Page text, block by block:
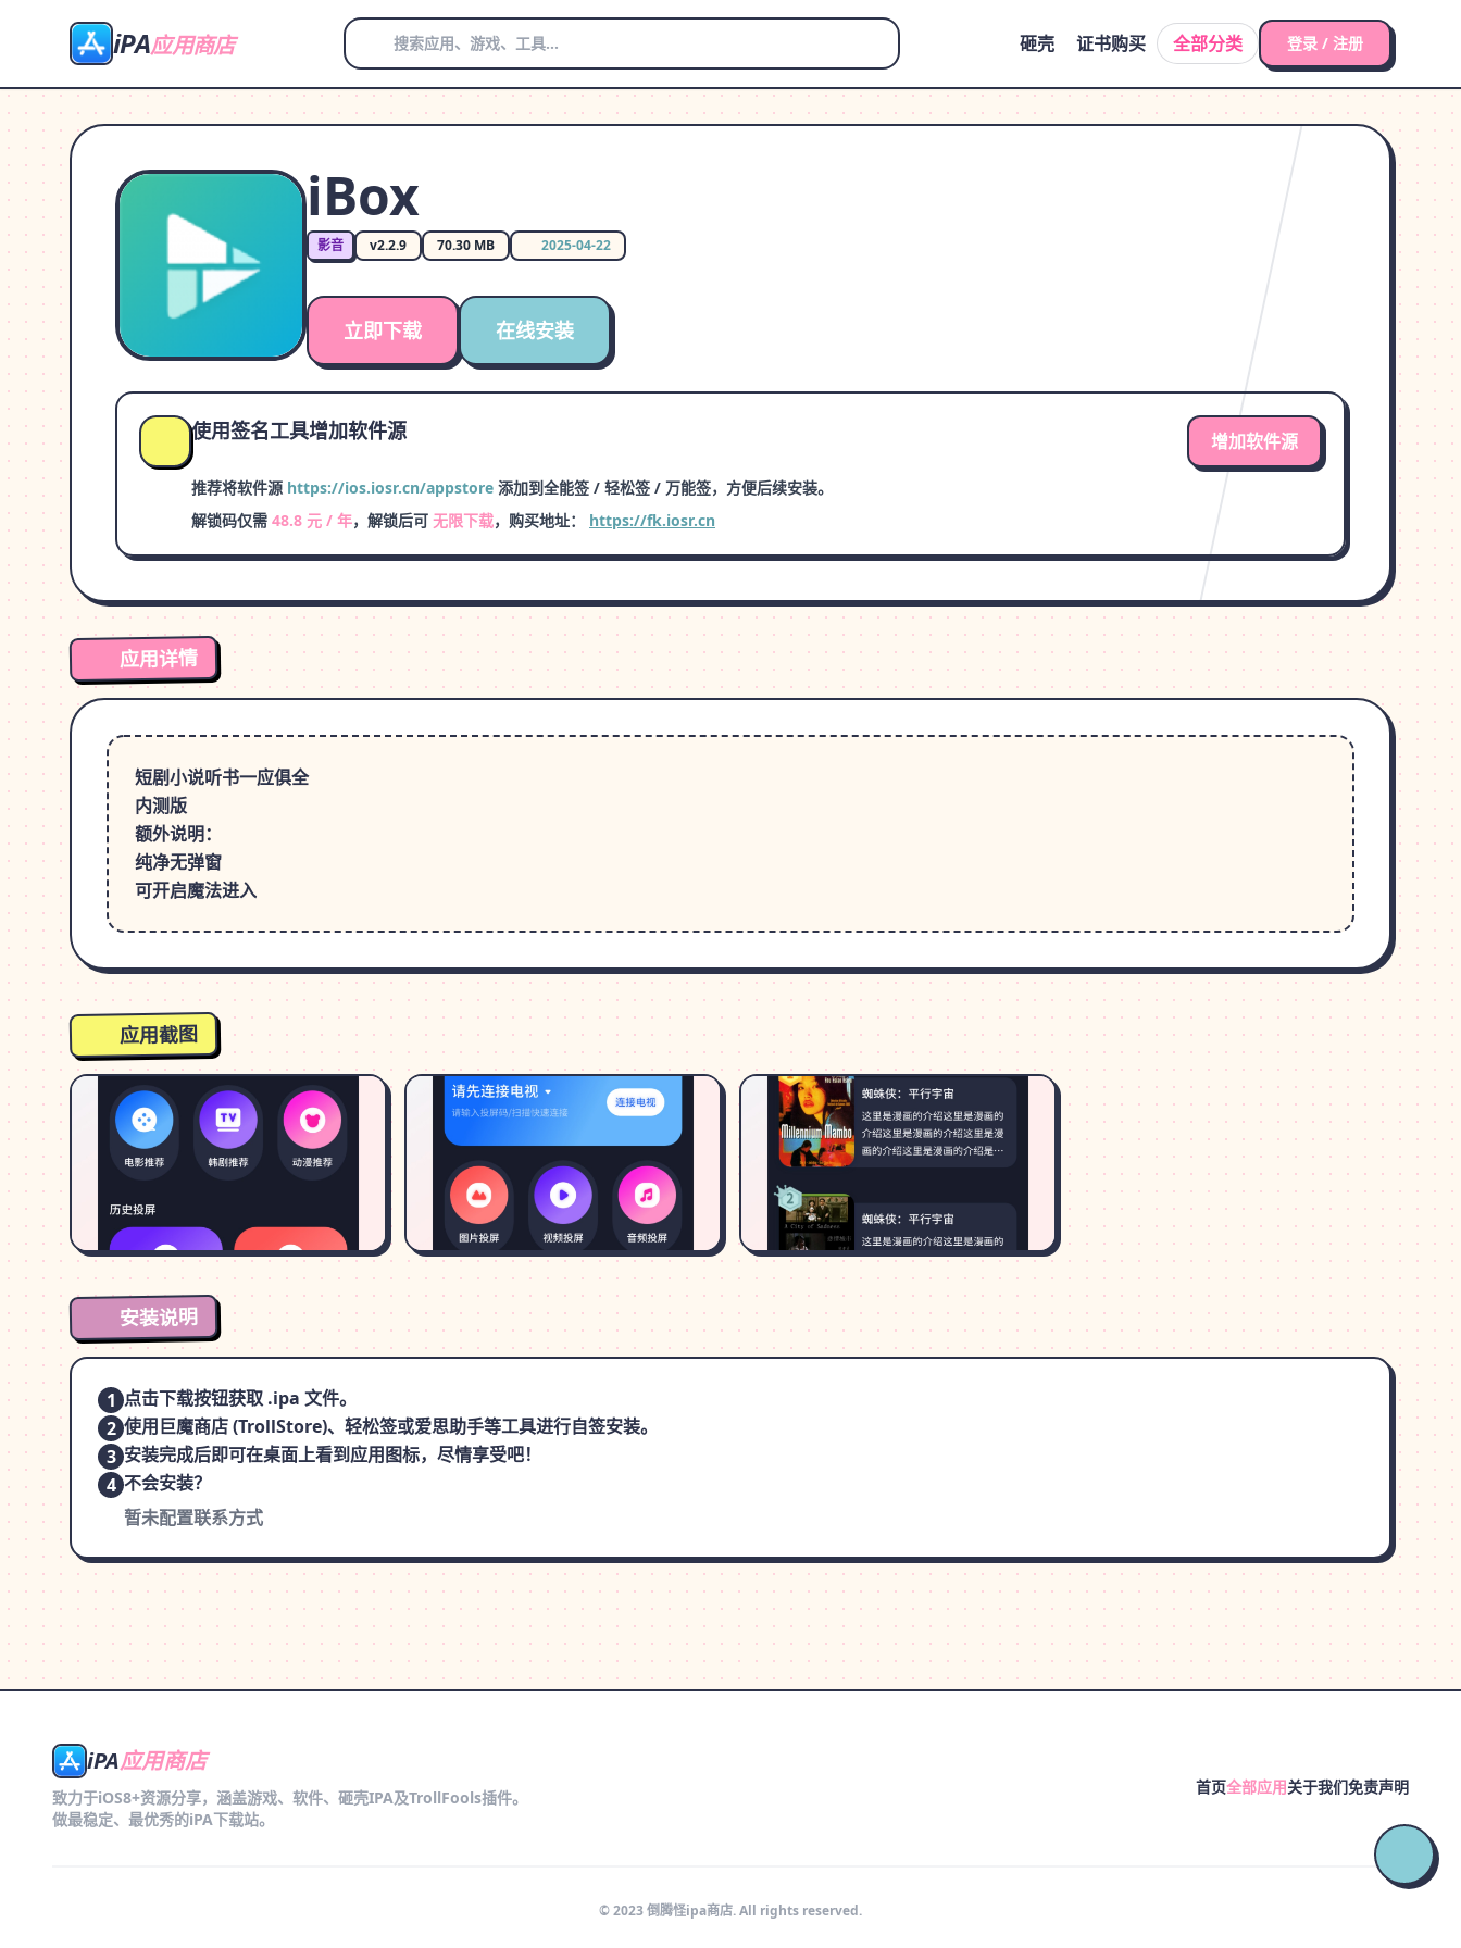
iPA应用商店 砸壳 证书购买 全部分类 登录 / 注册
iBox
影音 v2.2.9 70.30 MB 2025-04-22
立即下载 在线安装
使用签名工具增加软件源 增加软件源
推荐将软件源 https://ios.iosr.cn/appstore 添加到全能签 / 轻松签 / 万能签，方便后续安装。
解锁码仅需 48.8 元 / 年，解锁后可 无限下载，购买地址： https://fk.iosr.cn
应用详情
短剧小说听书一应俱全
内测版
额外说明：
纯净无弹窗
可开启魔法进入
应用截图
安装说明
1 点击下载按钮获取 .ipa 文件。
2 使用巨魔商店 (TrollStore)、轻松签或爱思助手等工具进行自签安装。
3 安装完成后即可在桌面上看到应用图标，尽情享受吧！
4 不会安装？
暂未配置联系方式
iPA应用商店
致力于iOS8+资源分享，涵盖游戏、软件、砸壳IPA及TrollFools插件。
做最稳定、最优秀的iPA下载站。
首页全部应用关于我们免责声明
© 2023 倒腾怪ipa商店. All rights reserved.